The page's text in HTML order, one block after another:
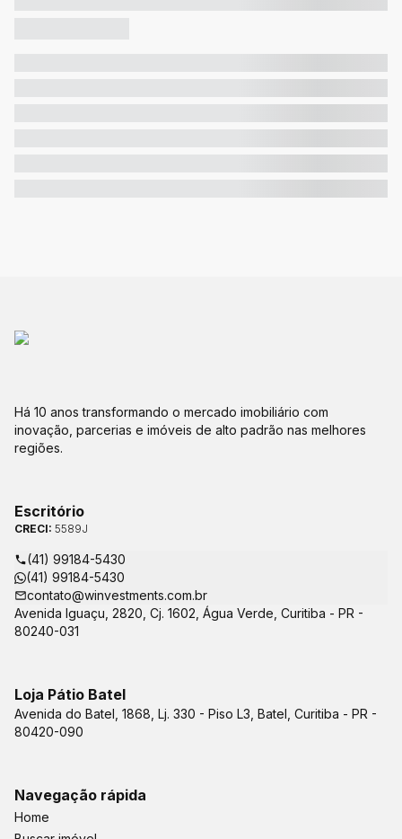
Há 10 anos transformando o mercado imobiliário com
inovação, parcerias e imóveis de alto padrão nas melhores
regiões.
Escritório
CRECI: 5589J
(41) 99184-5430
(41) 99184-5430
contato@winvestments.com.br
Avenida Iguaçu, 2820, Cj. 1602, Água Verde, Curitiba - PR -
80240-031
Loja Pátio Batel
Avenida do Batel, 1868, Lj. 330 - Piso L3, Batel, Curitiba - PR -
80420-090
Navegação rápida
Home